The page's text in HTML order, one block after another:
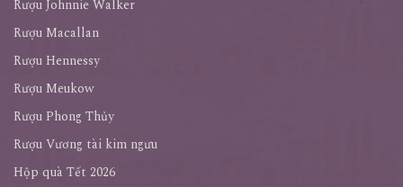
Rượu Johnnie Walker
Rượu Macallan
Rượu Hennessy
Rượu Meukow
Rượu Phong Thủy
Rượu Vương tài kim ngưu
Hộp quà Tết 2026